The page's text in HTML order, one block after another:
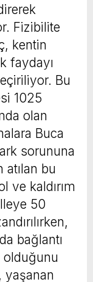
Fizibilite
kentin
faydayı
Bu
1025
olan
Buca
sorununa
atılan bu
ve kaldırım
50
bağlantı
olduğunu
yaşanan